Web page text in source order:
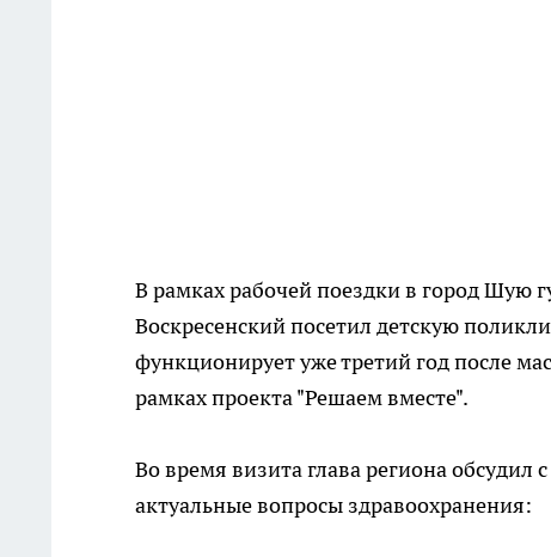
В рамках рабочей поездки в город Шую
Воскресенский посетил детскую
функционирует уже третий год после
рамках проекта "Решаем вместе".
Во время визита глава региона
актуальные вопросы здравоохранения: